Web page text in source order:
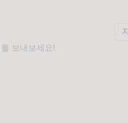
보내보세요!